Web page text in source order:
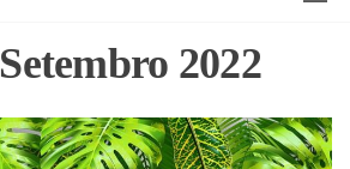
Setembro 2022